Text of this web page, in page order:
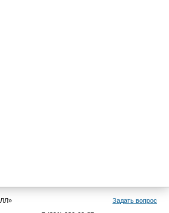
Задать вопрос